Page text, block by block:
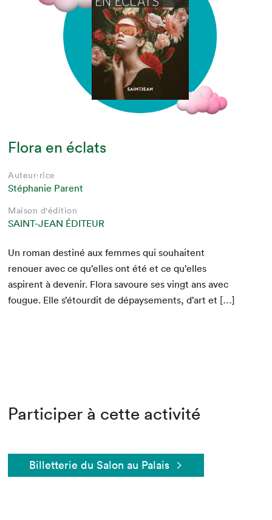
Flora en éclats
Auteur·rice
Stéphanie Parent
Maison d'édition
SAINT-JEAN ÉDITEUR
Un roman des­tiné aux femmes qui souhait­ent
renouer avec ce qu’elles ont été et ce qu’elles
aspirent à devenir. Flo­ra savoure ses vingt ans avec
fougue. Elle s’étourdit de dépayse­ments, d’art et […]
Participer à cette activité
Billetterie du Salon au Palais